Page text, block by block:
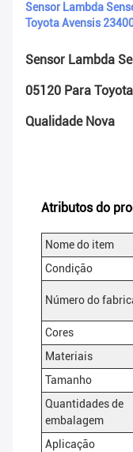
Sensor Lambda
Toyota Avensis
Sensor Lambda
05120 Para
Qualidade Nova
Atributos do
Nome do item
Condição
Número do
Cores
Materiais
Tamanho
Quantidades de
embalagem
Aplicação